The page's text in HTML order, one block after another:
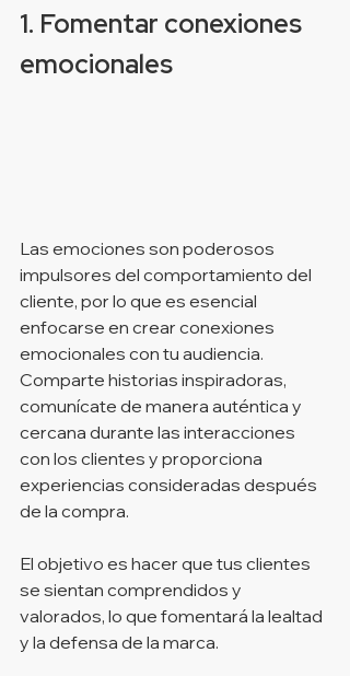
1. Fomentar conexiones
emocionales
Las emociones son poderosos
impulsores del comportamiento del
cliente, por lo que es esencial
enfocarse en crear conexiones
emocionales con tu audiencia.
Comparte historias inspiradoras,
comunícate de manera auténtica y
cercana durante las interacciones
con los clientes y proporciona
experiencias consideradas después
de la compra.
El objetivo es hacer que tus clientes
se sientan comprendidos y
valorados, lo que fomentará la lealtad
y la defensa de la marca.